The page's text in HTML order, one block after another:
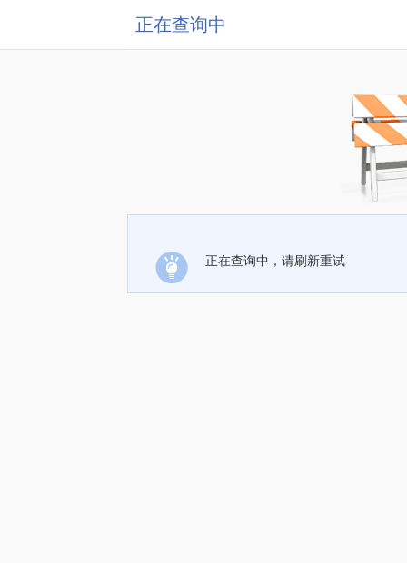
正在查询中
正在查询中，请刷新重试